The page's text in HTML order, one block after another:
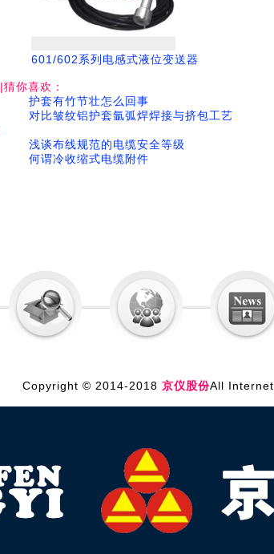
601/602系列电感式液位变送器
你喜欢：
护套有竹节壮怎么回事
对比皱纹铝护套氩弧焊焊接与挤包工艺
浅谈布线规范的电缆安全等级
何谓冷收缩式电缆附件
Copyright © 2014-2018 京仪股份All Internet